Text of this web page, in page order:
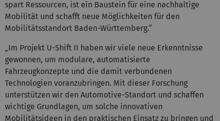
spart Ressourcen, ist ein Baustein für eine nachhaltige
Mobilität und schafft neue Möglichkeiten für den
Mobilitätsstandort Baden-Württemberg.“
„Im Projekt U-Shift II haben wir viele neue Erkenntnisse
gewonnen, um modulare, automatisierte
Fahrzeugkonzepte und die damit verbundenen
Technologien voranzubringen. Mit dieser Forschung
unterstützen wir den Automotive-Standort und schaffen
wichtige Grundlagen, um solche innovativen
Mobilitätsideen in den praktischen Einsatz zu bringen und